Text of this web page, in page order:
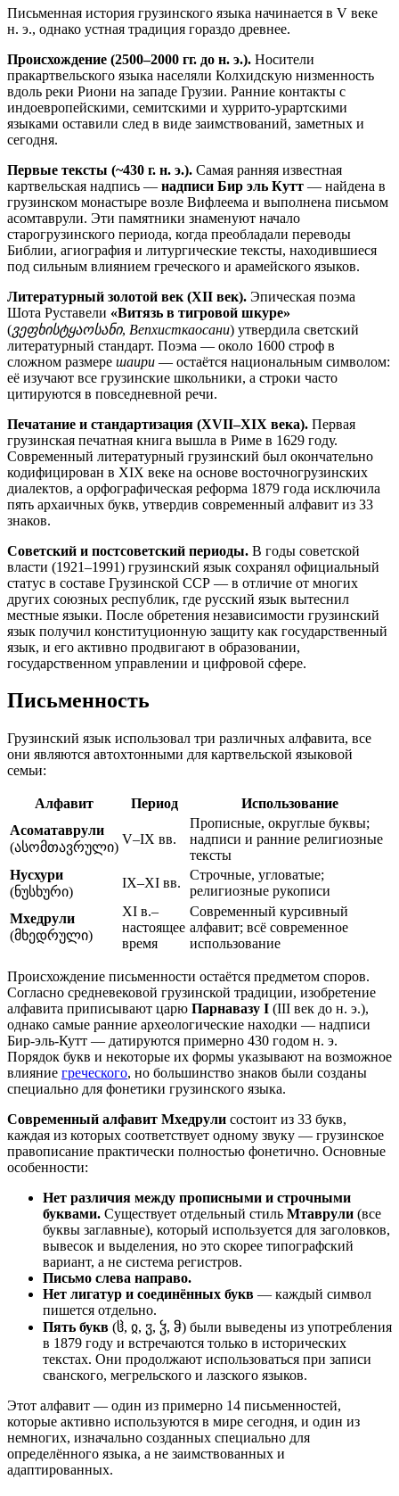
Письменная история грузинского языка начинается в V веке
н. э., однако устная традиция гораздо древнее.
Происхождение (2500–2000 гг. до н. э.). Носители
пракартвельского языка населяли Колхидскую низменность
вдоль реки Риони на западе Грузии. Ранние контакты с
индоевропейскими, семитскими и хуррито-урартскими
языками оставили след в виде заимствований, заметных и
сегодня.
Первые тексты (~430 г. н. э.). Самая ранняя известная
картвельская надпись — надписи Бир эль Кутт — найдена в
грузинском монастыре возле Вифлеема и выполнена письмом
асомтаврули. Эти памятники знаменуют начало
старогрузинского периода, когда преобладали переводы
Библии, агиография и литургические тексты, находившиеся
под сильным влиянием греческого и арамейского языков.
Литературный золотой век (XII век). Эпическая поэма
Шота Руставели «Витязь в тигровой шкуре»
(ვეფხისტყაოსანი, Вепхисткаосани) утвердила светский
литературный стандарт. Поэма — около 1600 строф в
сложном размере шаири — остаётся национальным символом:
её изучают все грузинские школьники, а строки часто
цитируются в повседневной речи.
Печатание и стандартизация (XVII–XIX века). Первая
грузинская печатная книга вышла в Риме в 1629 году.
Современный литературный грузинский был окончательно
кодифицирован в XIX веке на основе восточногрузинских
диалектов, а орфографическая реформа 1879 года исключила
пять архаичных букв, утвердив современный алфавит из 33
знаков.
Советский и постсоветский периоды. В годы советской
власти (1921–1991) грузинский язык сохранял официальный
статус в составе Грузинской ССР — в отличие от многих
других союзных республик, где русский язык вытеснил
местные языки. После обретения независимости грузинский
язык получил конституционную защиту как государственный
язык, и его активно продвигают в образовании,
государственном управлении и цифровой сфере.
Письменность
Грузинский язык использовал три различных алфавита, все
они являются автохтонными для картвельской языковой
семьи:
Алфавит Период
Использование
Асоматаврули
(ასომთავრული)
V–IX вв.
Прописные, округлые буквы;
надписи и ранние религиозные
тексты
Нусхури
(ნუსხური)
IX–XI вв.
Строчные, угловатые;
религиозные рукописи
Мхедрули
(მხედრული)
XI в.–
настоящее
время
Современный курсивный
алфавит; всё современное
использование
Происхождение письменности остаётся предметом споров.
Согласно средневековой грузинской традиции, изобретение
алфавита приписывают царю Парнавазу I (III век до н. э.),
однако самые ранние археологические находки — надписи
Бир-эль-Кутт — датируются примерно 430 годом н. э.
Порядок букв и некоторые их формы указывают на возможное
влияние греческого, но большинство знаков были созданы
специально для фонетики грузинского языка.
Современный алфавит Мхедрули состоит из 33 букв,
каждая из которых соответствует одному звуку — грузинское
правописание практически полностью фонетично. Основные
особенности:
Нет различия между прописными и строчными
буквами. Существует отдельный стиль Мтаврули (все
буквы заглавные), который используется для заголовков,
вывесок и выделения, но это скорее типографский
вариант, а не система регистров.
Письмо слева направо.
Нет лигатур и соединённых букв — каждый символ
пишется отдельно.
Пять букв (ჱ, ჲ, ჳ, ჴ, ჵ) были выведены из употребления
в 1879 году и встречаются только в исторических
текстах. Они продолжают использоваться при записи
сванского, мегрельского и лазского языков.
Этот алфавит — один из примерно 14 письменностей,
которые активно используются в мире сегодня, и один из
немногих, изначально созданных специально для
определённого языка, а не заимствованных и
адаптированных.